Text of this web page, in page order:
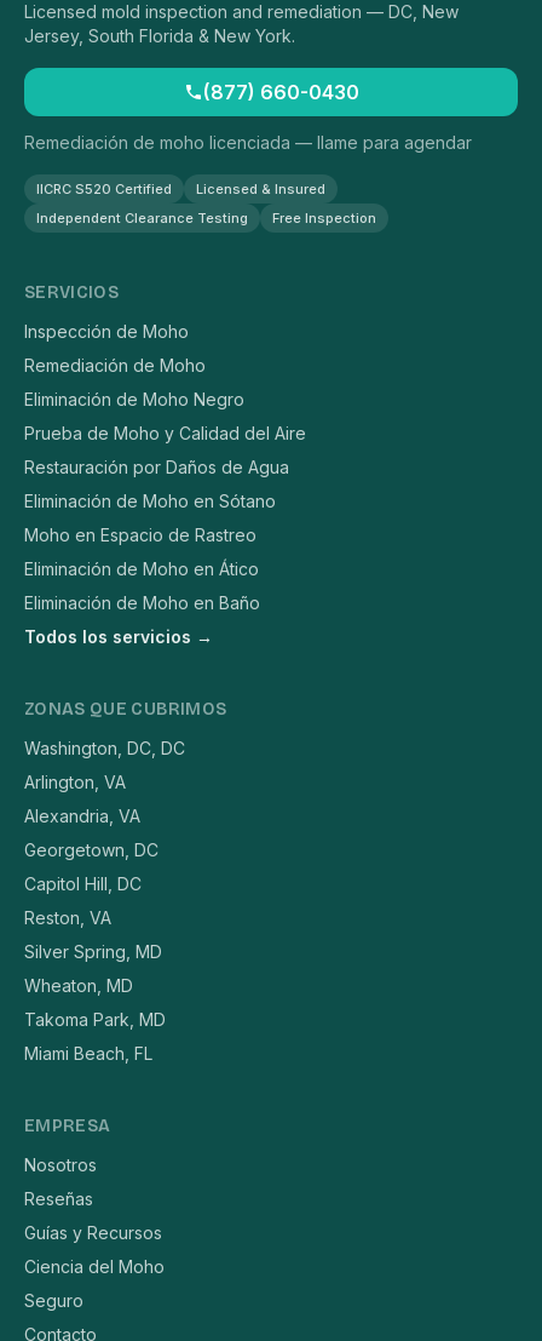
Licensed mold inspection and remediation — DC, New
Jersey, South Florida & New York.
(877) 660-0430
Remediación de moho licenciada — llame para agendar
IICRC S520 Certified
Licensed & Insured
Independent Clearance Testing
Free Inspection
SERVICIOS
Inspección de Moho
Remediación de Moho
Eliminación de Moho Negro
Prueba de Moho y Calidad del Aire
Restauración por Daños de Agua
Eliminación de Moho en Sótano
Moho en Espacio de Rastreo
Eliminación de Moho en Ático
Eliminación de Moho en Baño
Todos los servicios →
ZONAS QUE CUBRIMOS
Washington, DC, DC
Arlington, VA
Alexandria, VA
Georgetown, DC
Capitol Hill, DC
Reston, VA
Silver Spring, MD
Wheaton, MD
Takoma Park, MD
Miami Beach, FL
EMPRESA
Nosotros
Reseñas
Guías y Recursos
Ciencia del Moho
Seguro
Contacto